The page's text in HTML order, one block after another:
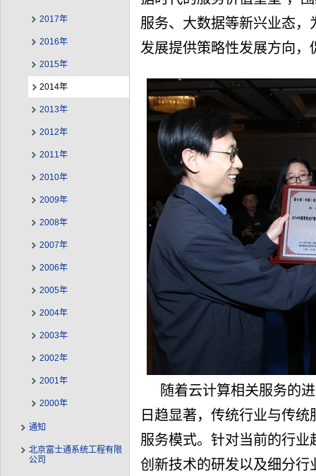
2017年
2016年
2015年
2014年
2013年
2012年
2011年
2010年
2009年
2008年
2007年
2006年
2005年
2004年
2003年
2002年
2001年
2000年
通知
北京富士通系统工程有限
公司
服务、大数据等新兴业态
发展提供策略性发展方向
随着云计算相关服务的
日趋显著，传统行业与传
服务模式。针对当前的行
创新技术的研发以及细分